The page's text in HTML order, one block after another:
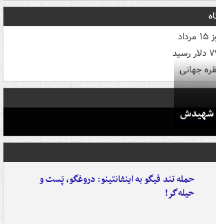
جهانی
شهیدش
حمله تند فیگو به اینفانتینو: دروغگو، پَست‌ و
حیله‌گر!